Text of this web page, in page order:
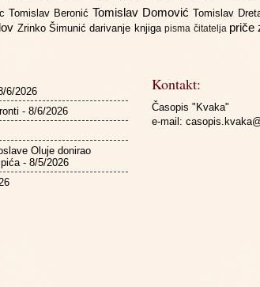
Tomislav Beronić Tomislav DomovićTomislav
Zrinko Šimunićdarivanje knjigapisma čitatelja priče
6/2026
- 8/6/2026
Oluje donirao
- 8/5/2026
Kontakt:
Časopis "Kvaka"
e-mail: